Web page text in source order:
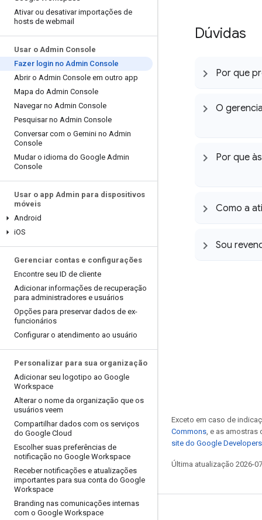
Ativar ou desativar importações de
hosts de webmail
Usar o Admin Console
Fazer login no Admin Console
Abrir o Admin Console em outro app
Mapa do Admin Console
Navegar no Admin Console
Pesquisar no Admin Console
Conversar com o Gemini no Admin
Console
Mudar o idioma do Google Admin
Console
Usar o app Admin para dispositivos
móveis
Android
iOS
Gerenciar contas e configurações
Encontre seu ID de cliente
Adicionar informações de recuperação
para administradores e usuários
Opções para preservar dados de ex-
funcionários
Configurar o atendimento ao usuário
Personalizar para sua organização
Adicionar seu logotipo ao Google
Workspace
Alterar o nome da organização que os
usuários veem
Compartilhar dados com os serviços
do Google Cloud
Escolher suas preferências de
notificação no Google Workspace
Receber notificações e atualizações
importantes para sua conta do Google
Workspace
Branding nas comunicações internas
com o Google Workspace
Dúvidas
Por que
O
Por que
Como a
Sou
Exceto em caso de
Commons , e as
site do Google Developers
Última atualização 2026-